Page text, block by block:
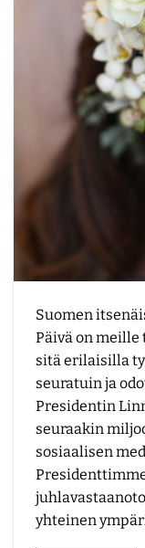
Suomen
Päivä on meille
sitä erilaisilla
seuratuin ja
Presidentin
seuraakin
sosiaalisen
yhteinen